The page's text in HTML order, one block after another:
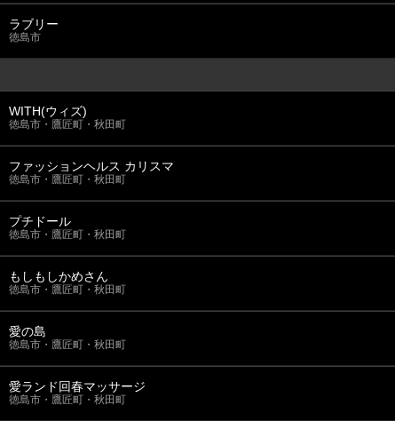
ラブリー
徳島市
WITH(ウィズ)
徳島市・鷹匠町・秋田町
ファッションヘルス カリスマ
徳島市・鷹匠町・秋田町
プチドール
徳島市・鷹匠町・秋田町
もしもしかめさん
徳島市・鷹匠町・秋田町
愛の島
徳島市・鷹匠町・秋田町
愛ランド回春マッサージ
徳島市・鷹匠町・秋田町